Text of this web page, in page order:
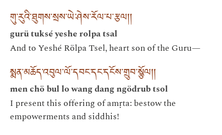
གུ་རུའི་ཐུགས་སྲས་ཡེ་ཤེས་རོལ་པ་རྩལ། །
gurü tuksé yeshe rolpa tsal
And to Yeshé Rölpa Tsel, heart son of the Guru—
སྨན་མཆོད་འབུལ་ལོ་དབང་དང་དངོས་གྲུབ་སྩོལ། །
men chö bul lo wang dang ngödrub tsol
I present this offering of amṛta: bestow the
empowerments and siddhis!